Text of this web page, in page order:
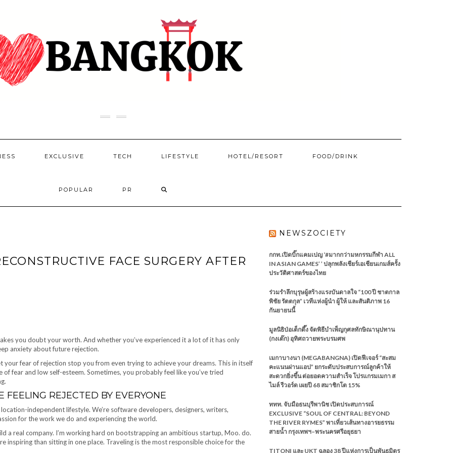
EXCLUSIVE TECH LIFESTYLE HOTEL/​RESORT FOOD/DRINK
POPULAR PR
FACE SURGERY AFTER
you doubt your worth. And whether you’ve experienced it a lot of it has only
anxiety about future rejection.
fear of rejection stop you from even trying to achieve your dreams. This in itself
fear and low self-esteem. Sometimes, you probably feel like you’ve tried
FEELING REJECTED BY EVERYONE
independent lifestyle. We’re software developers, designers, writers,
for the work we do and experiencing the world.
a real company. I’m working hard on bootstrapping an ambitious startup, Moo. do.
inspiring than sitting in one place. Traveling is the most responsible choice for the
NEWSZOCIETY
กกท.เปิดบิ๊กแคมเปญ ‘#มากกว่ามหกรรมกีฬา ALL
IN ASIAN GAMES’ ’ ปลุกพลังเชียร์เอเชียนเกมส์ครั้ง
ประวัติศาสตร์ของไทย
ร่วมรำลึกบุรุษผู้สร้างแรงบันดาลใจ “100 ปี ชาตกาล
พิชัย รัตตกุล” เวทีแห่งผู้นำ ผู้ให้ และสันติภาพ 16
กันยายนนี้
มูลนิธิป่อเต็กตึ๊ง จัดพิธีบำเพ็ญกุศลทักษิณานุปทาน
(กงเต๊ก) อุทิศถวายพระบรมศพ
เมกาบางนา (MEGABANGNA) เปิดฟีเจอร์ “สะสม
คะแนนผ่านแอป” ยกระดับประสบการณ์ลูกค้าให้
สะดวกยิ่งขึ้น ต่อยอดความสำเร็จ โปรแกรมเมกา ส
ไมล์ รีวอร์ด เผยปี 68 สมาชิกโต 15%
ททท. จับมือธนบุรีพานิช เปิดประสบการณ์
EXCLUSIVE “SOUL OF CENTRAL: BEYOND
THE RIVER RYMES” พาเที่ยวเส้นทางอารยธรรม
สายน้ำ กรุงเทพฯ–พระนครศรีอยุธยา
TITONI และ UKT ฉลอง 38 ปีแห่งการเป็นพันธมิตร